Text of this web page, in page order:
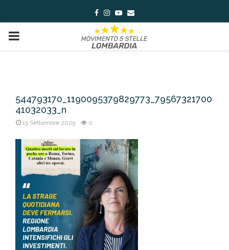
Facebook
Instagram
Youtube
Email
PRIMARY
544793170_1190095379829773_79567321700
41032033_n
15 Settembre 2025 0